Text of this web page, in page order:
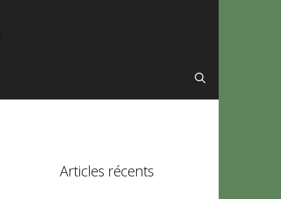
Articles récents